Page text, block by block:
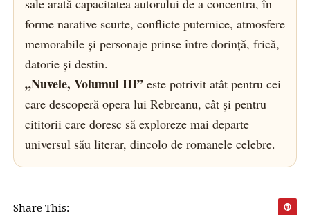
forme narative scurte, conflicte puternice, atmosfere
memorabile și personaje prinse între dorință, frică,
datorie și destin.
„Nuvele, Volumul III”este potrivit atât pentru cei
care descoperă opera lui Rebreanu, cât și pentru
cititorii care doresc să exploreze mai departe
universul său literar, dincolo de romanele celebre.
Share This: